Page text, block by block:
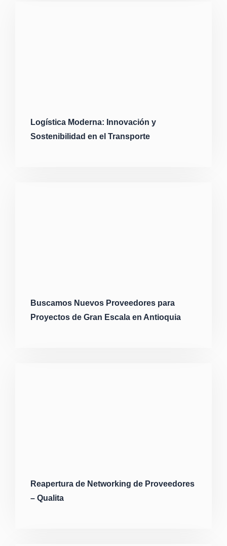
Logística Moderna: Innovación y
Sostenibilidad en el Transporte
Buscamos Nuevos Proveedores para
Proyectos de Gran Escala en Antioquia
Reapertura de Networking de Proveedores
– Qualita